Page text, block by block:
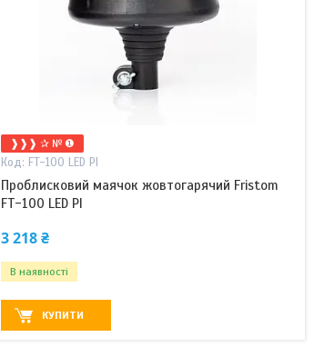
❱❱❱ ✰ № ❶
FT-100 LED PI
Проблисковий маячок жовтогарячий Fristom
FT-100 LED PI
3 218 ₴
В наявності
КУПИТИ